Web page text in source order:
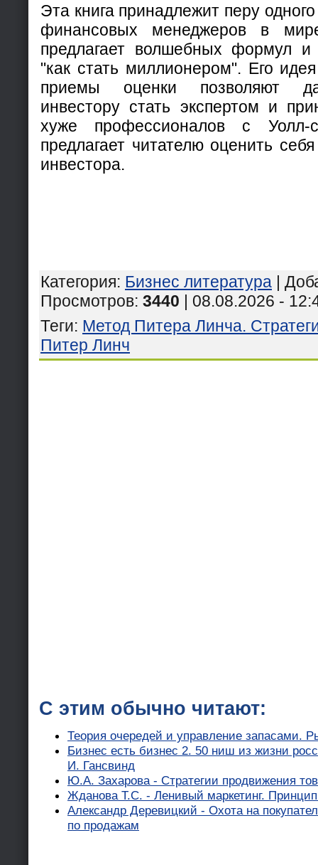
Эта книга принадлежит перу
финансовых менеджеров в
предлагает волшебных формул
"как стать миллионером". Его
приемы оценки позволяют
инвестору стать экспертом и
хуже профессионалов с Уолл-
предлагает читателю оценить
инвестора.
Категория: Бизнес литература |
Просмотров: 3440 | 08.08.2026 -
Теги: Метод Питера Линча.
Питер Линч
С этим обычно читают:
Теория очередей и управление запасами.
Бизнес есть бизнес 2. 50 ниш из жизни
И. Гансвинд
Ю.А. Захарова - Стратегии продвижения
Жданова Т.С. - Ленивый маркетинг.
Александр Деревицкий - Охота на
по продажам